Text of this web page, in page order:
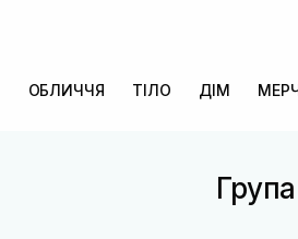
ОБЛИЧЧЯ ТІЛО ДІМ